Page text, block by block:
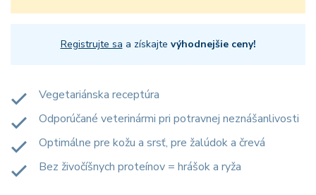
Registrujte sa a získajte výhodnejšie ceny!
Vegetariánska receptúra
Odporúčané veterinármi pri potravnej neznášanlivosti
Optimálne pre kožu a srsť, pre žalúdok a črevá
Bez živočíšnych proteínov = hrášok a ryža